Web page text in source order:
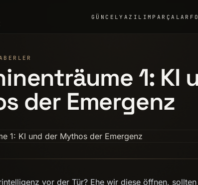
GÜNCELYAZILIM PARÇALAR
1: KI
der Emergenz
vor der Tür? Ehe wir diese öffnen,